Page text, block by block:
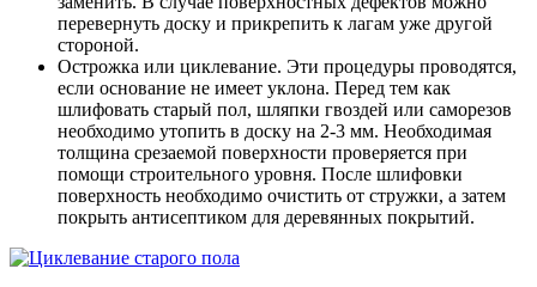
перевернуть доску и прикрепить к лагам уже другой
стороной.
Острожка или циклевание. Эти процедуры проводятся,
если основание не имеет уклона. Перед тем как
шлифовать старый пол, шляпки гвоздей или саморезов
необходимо утопить в доску на 2-3 мм. Необходимая
толщина срезаемой поверхности проверяется при
помощи строительного уровня. После шлифовки
поверхность необходимо очистить от стружки, а затем
покрыть антисептиком для деревянных покрытий.